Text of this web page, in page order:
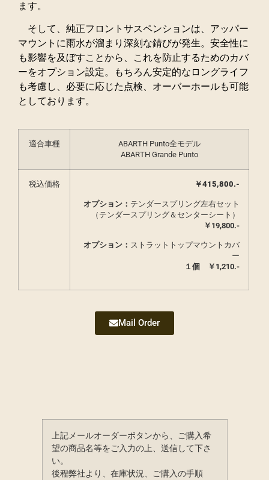
ます。
そして、純正フロントサスペンションは、アッパー
マウントに雨水が溜まり深刻な錆びが発生。安全性に
も影響を及ぼすことから、これを防止するためのカバ
ーをオプション設定。もちろん安定的なロングライフ
も考慮し、必要に応じた点検、オーバーホールも可能
としております。
適合車種
ABARTH Punto全モデル
ABARTH Grande Punto
税込価格 ￥415,800.-
オプション： テンダースプリング左右セット
（テンダースプリング＆センターシート）
￥19,800.-
オプション： ストラットトップマウントカバ
ー
１個 ￥ 1,210.-
Mail Order
上記メールオーダーボタンから、ご購入希
望の商品名等をご入力の上、送信して下さ
い。
後程弊社より、在庫状況、ご購入の手順